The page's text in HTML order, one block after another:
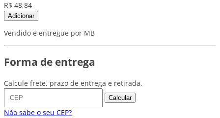
R$ 48,84
Adicionar
Vendido e entregue por MB
Forma de entrega
Calcule frete, prazo de entrega e retirada.
Calcular
Não sabe o seu CEP?